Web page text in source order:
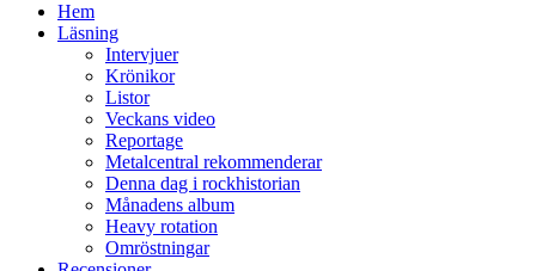
Hem
Läsning
Intervjuer
Krönikor
Listor
Veckans video
Reportage
Metalcentral rekommenderar
Denna dag i rockhistorian
Månadens album
Heavy rotation
Omröstningar